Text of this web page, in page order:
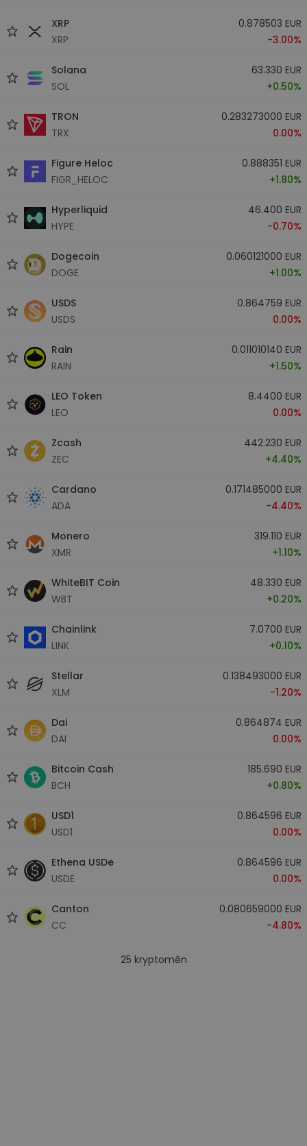
XRP
XRP
0.878503 EUR
-3.00%
Solana
SOL
63.330 EUR
+0.50%
TRON
TRX
0.283273000 EUR
0.00%
Figure Heloc
FIGR_HELOC
0.888351 EUR
+1.80%
Hyperliquid
HYPE
46.400 EUR
-0.70%
Dogecoin
DOGE
0.060121000 EUR
+1.00%
USDS
USDS
0.864759 EUR
0.00%
Rain
RAIN
0.011010140 EUR
+1.50%
LEO Token
LEO
8.4400 EUR
0.00%
Zcash
ZEC
442.230 EUR
+4.40%
Cardano
ADA
0.171485000 EUR
-4.40%
Monero
XMR
319.110 EUR
+1.10%
WhiteBIT Coin
WBT
48.330 EUR
+0.20%
Chainlink
LINK
7.0700 EUR
+0.10%
Stellar
XLM
0.138493000 EUR
-1.20%
Dai
DAI
0.864874 EUR
0.00%
Bitcoin Cash
BCH
185.690 EUR
+0.80%
USD1
USD1
0.864596 EUR
0.00%
Ethena USDe
USDE
0.864596 EUR
0.00%
Canton
CC
0.080659000 EUR
-4.80%
25 kryptoměn